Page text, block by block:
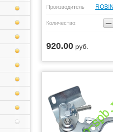
Производитель
Количество: −
920.00 руб.